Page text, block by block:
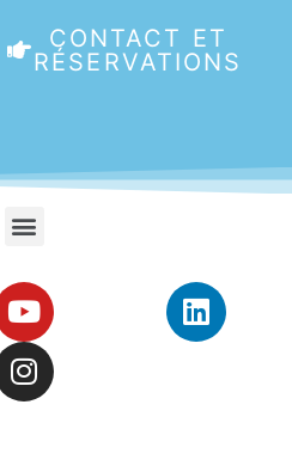
CONTACT ET
RÉSERVATIONS